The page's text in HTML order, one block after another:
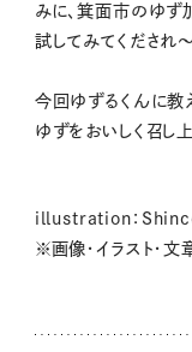
みに、箕面市のゆ
試してみてくだされ〜
今回ゆずるくんに教
ゆずをおいしく召し
illustration：
※画像・イラスト・